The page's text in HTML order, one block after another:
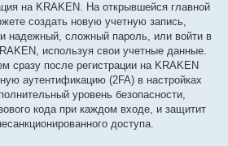
на KRAKEN. На открывшейся главной
создать новую учетную запись,
надежный, сложный пароль, или войти в
используя свои учетные данные.
сразу после регистрации на KRAKEN
аутентификацию (2FA) в настройках
уровень безопасности,
кода при каждом входе, и защитит
доступа.